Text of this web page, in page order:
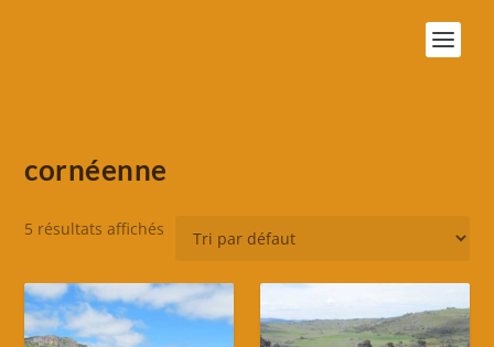
cornéenne
5 résultats affichés